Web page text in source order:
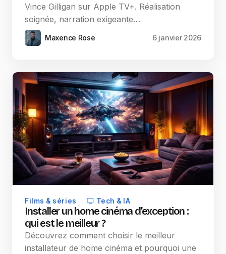
Vince Gilligan sur Apple TV+. Réalisation
soignée, narration exigeante…
Maxence Rose 6 janvier 2026
Films & séries Tech & IA
Installer un home cinéma d’exception :
qui est le meilleur ?
Découvrez comment choisir le meilleur
installateur de home cinéma et pourquoi une